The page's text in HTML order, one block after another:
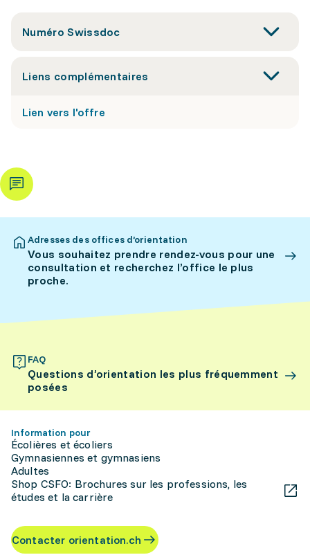
Numéro Swissdoc
Liens complémentaires
Lien vers l'offre
Adresses des offices d’orientation
Vous souhaitez prendre rendez-vous pour une
consultation et recherchez l’office le plus
proche.
FAQ
Questions d’orientation les plus fréquemment
posées
Information pour
Écolières et écoliers
Gymnasiennes et gymnasiens
Adultes
Shop CSFO: Brochures sur les professions, les
études et la carrière
Contacter orientation.ch